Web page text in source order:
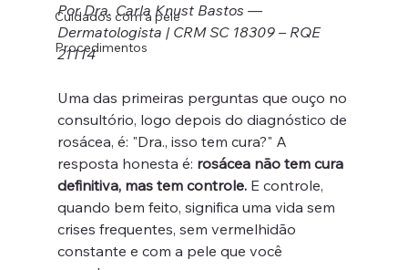
Cuidados com a pele
Procedimentos
Por Dra. Carla Knust Bastos —
Dermatologista | CRM SC 18309 – RQE
21114
Uma das primeiras perguntas que ouço no
consultório, logo depois do diagnóstico de
rosácea, é: "Dra., isso tem cura?" A
resposta honesta é: rosácea não tem cura
definitiva, mas tem controle. E controle,
quando bem feito, significa uma vida sem
crises frequentes, sem vermelhidão
constante e com a pele que você